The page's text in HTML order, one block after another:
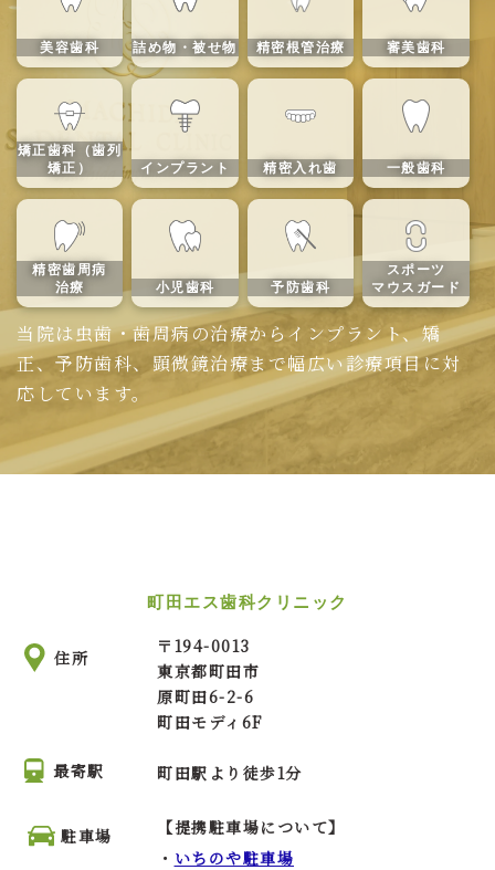
当院は虫歯・歯周病の治療からインプラント、矯
正、予防歯科、顕微鏡治療まで幅広い診療項目に対
応しています。
美容歯科 詰め物・被せ物 精密根管治療 審美歯科
矯正歯科（歯列
矯正）
インプラント 精密入れ歯 一般歯科
精密歯周病
治療
小児歯科 予防歯科
スポーツ
マウスガード
町田エス歯科クリニック
住所
〒 194-0013
東京都町田市
原町田6-2-6
町田モディ6F
最寄駅 町田駅より徒歩1分
駐車場
【提携駐車場について】
・ いちのや駐車場